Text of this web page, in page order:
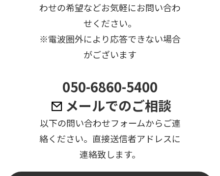
わせの希望などお気軽にお問い合わ
せください。
※電波圏外により応答できない場合
がございます
050-6860-5400
メールでのご相談
以下の問い合わせフォームからご連
絡ください。直接送信者アドレスに
連絡致します。